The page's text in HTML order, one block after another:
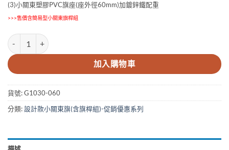
(3)小關東塑膠PVC旗座(座外徑60mm)加鍍鋅鐵配重
>>>售價含簡易型小關東旗桿組
10x30cm季節限定小關東旗 數量
加入購物車
貨號:G1030-060
分類:設計款小關東旗(含旗桿組)-促銷優惠系列
描述